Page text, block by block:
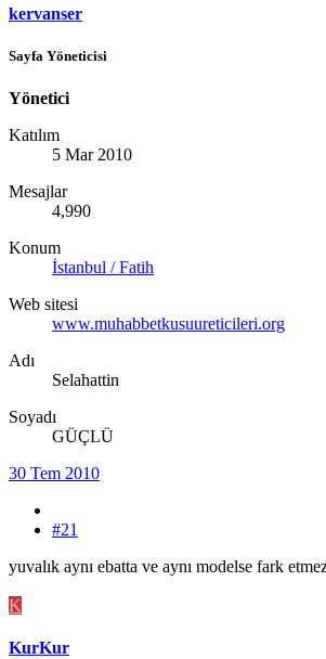
kervanser
Sayfa Yöneticisi
Yönetici
Katılım
5 Mar 2010
Mesajlar
4,990
Konum
İstanbul / Fatih
Web sitesi
www.muhabbetkusuureticileri.org
Adı
Selahattin
Soyadı
GÜÇLÜ
30 Tem 2010
#21
yuvalık aynı ebatta ve aynı modelse fark
K
KurKur